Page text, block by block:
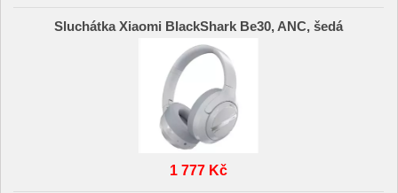
Sluchátka Xiaomi BlackShark Be30, ANC, šedá
1 777 Kč